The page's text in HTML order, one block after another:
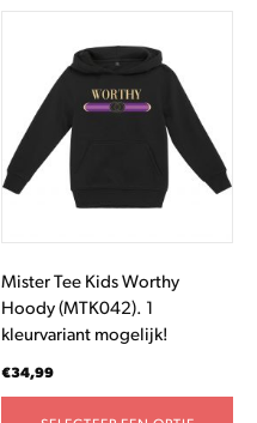
Mister Tee Kids Worthy
Hoody (MTK042). 1
kleurvariant mogelijk!
€34,99
meerdere
variaties.
Deze
optie
op
de
productpagina